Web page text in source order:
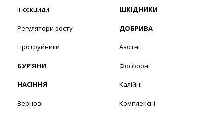
Інсекциди
Регулятори росту
Протруйники
БУР’ЯНИ
НАСІННЯ
Зернові
ШКІДНИКИ
ДОБРИВА
Азотні
Фосфорні
Калійні
Комплексні